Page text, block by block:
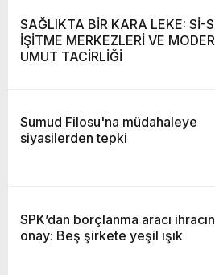
SAĞLIKTA BİR KARA LEKE: Sİ-
İŞİTME MERKEZLERİ VE
UMUT TACİRLİĞİ
Sumud Filosu'na müdahaleye
siyasilerden tepki
SPK’dan borçlanma aracı
onay: Beş şirkete yeşil ışık